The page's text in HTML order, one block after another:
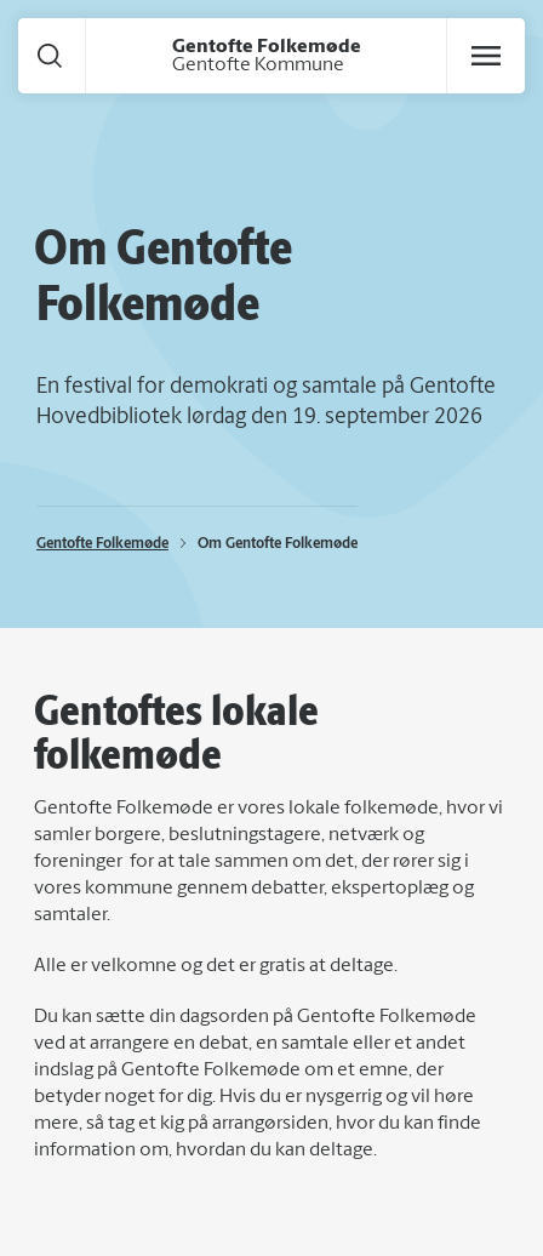
Gentofte Folkemøde
Gentofte Kommune
Om Gentofte
Folkemøde
En festival for demokrati og samtale på Gentofte
Hovedbibliotek lørdag den 19. september 2026
Gentofte Folkemøde Om Gentofte Folkemøde
Gentoftes lokale
folkemøde
Gentofte Folkemøde er vores lokale folkemøde, hvor vi
samler borgere, beslutningstagere, netværk og
foreninger for at tale sammen om det, der rører sig i
vores kommune gennem debatter, ekspertoplæg og
samtaler.
Alle er velkomne og det er gratis at deltage.
Du kan sætte din dagsorden på Gentofte Folkemøde
ved at arrangere en debat, en samtale eller et andet
indslag på Gentofte Folkemøde om et emne, der
betyder noget for dig. Hvis du er nysgerrig og vil høre
mere, så tag et kig på arrangørsiden, hvor du kan finde
information om, hvordan du kan deltage.